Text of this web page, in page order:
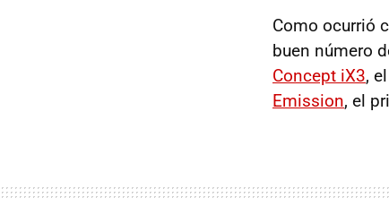
Como ocurrió
buen número
Concept iX3, el
Emission, el